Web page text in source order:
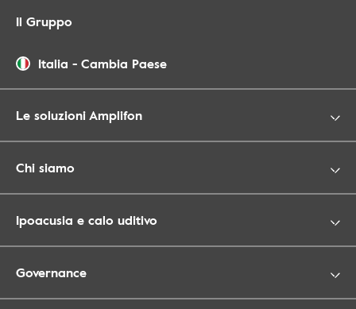
Il Gruppo
Italia - Cambia Paese
Le soluzioni Amplifon
Chi siamo
Ipoacusia e calo uditivo
Governance